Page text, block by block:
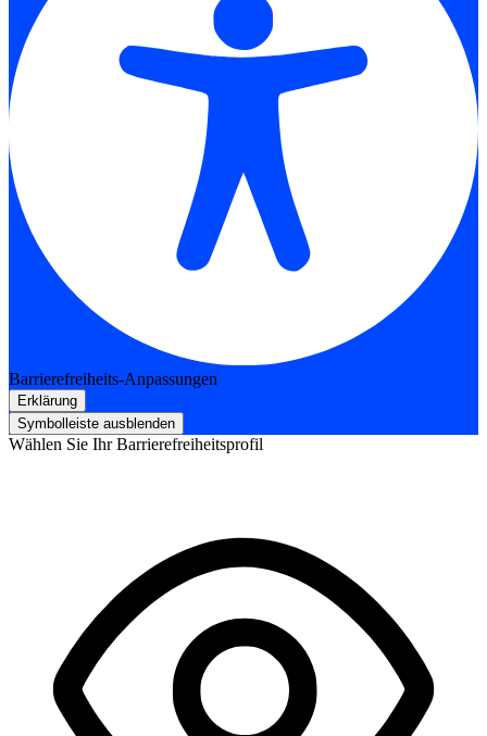
Barrierefreiheits-Anpassungen
Erklärung
Symbolleiste ausblenden
Wählen Sie Ihr Barrierefreiheitsprofil